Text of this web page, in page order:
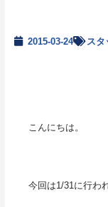
2015-03-24 ス
こんにちは。
今回は1/31に行わ